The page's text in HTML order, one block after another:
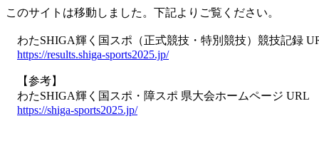
このサイトは移動しました。下記よりご覧ください。
わたSHIGA輝く国スポ（正式競技・特別競技）競技記録
https://results.shiga-sports2025.jp/
【参考】
わたSHIGA輝く国スポ・障スポ 県大会ホームページ URL
https://shiga-sports2025.jp/